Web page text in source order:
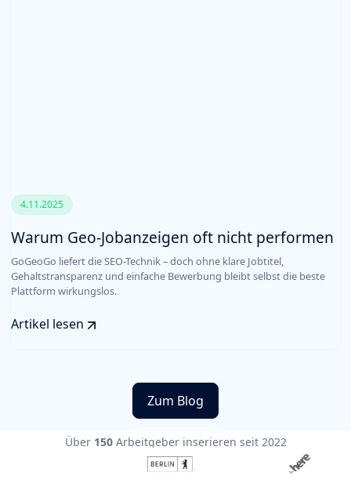
4.11.2025
Warum Geo-Jobanzeigen oft nicht performen
GoGeoGo liefert die SEO-Technik – doch ohne klare Jobtitel,
Gehaltstransparenz und einfache Bewerbung bleibt selbst die beste
Plattform wirkungslos.
Artikel lesen
Zum Blog
Über150 Arbeitgeber inserieren seit 2022